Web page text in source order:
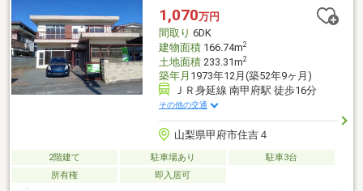
にも近く、山の景色を楽しめる立地で、穏やかな暮らしを叶えま
す。
1,070万円
間取り 6DK
建物面積166.74m2
土地面積233.31m2
築年月 1973年12月(築52年9ヶ月)
ＪＲ身延線 南甲府駅 徒歩16分
その他の交通
山梨県甲府市住吉４
2階建て 駐車場あり
駐車3台
所有権
即入居可